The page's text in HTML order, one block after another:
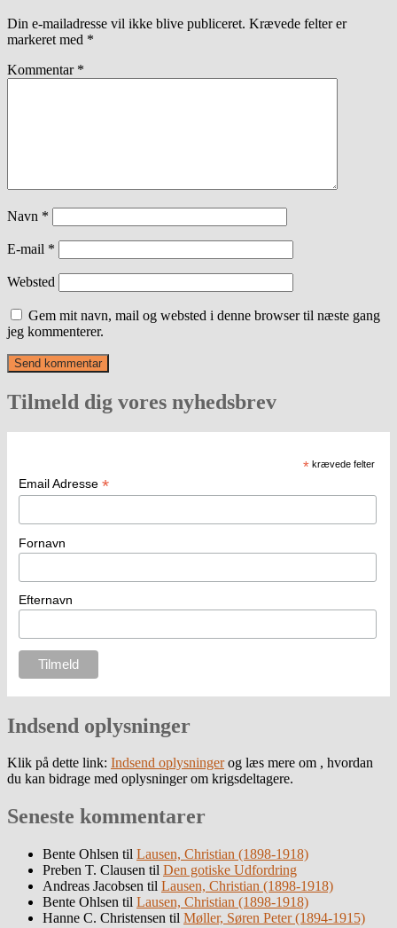
Din e-mailadresse vil ikke blive publiceret. Krævede felter er
markeret med *
Kommentar *
Navn *
E-mail *
Websted
Gem mit navn, mail og websted i denne browser til næste gang
jeg kommenterer.
Tilmeld dig vores nyhedsbrev
* krævede felter
Email Adresse *
Fornavn
Efternavn
Indsend oplysninger
Klik på dette link: Indsend oplysningerog læs mere om , hvordan
du kan bidrage med oplysninger om krigsdeltagere.
Seneste kommentarer
Bente Ohlsen til Lausen, Christian (1898-1918)
Preben T. Clausen til Den gotiske Udfordring
Andreas Jacobsen til Lausen, Christian (1898-1918)
Bente Ohlsen til Lausen, Christian (1898-1918)
Hanne C. Christensen til Møller, Søren Peter (1894-1915)